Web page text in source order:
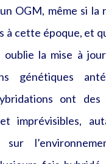
OGM, même si la
à cette époque, et
oublie la mise à
génétiques
ont des
imprévisibles,